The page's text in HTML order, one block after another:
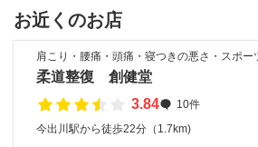
お近くのお店
肩こり・腰痛・頭痛・寝つきの悪さ・スポー
柔道整復 創健堂
3.84
10件
今出川駅から徒歩22分（1.7km)